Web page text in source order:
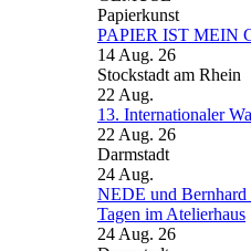
PAPIER IST MEIN
14 Aug. 26
Stockstadt am Rhein
22 Aug.
13. Internationaler
22 Aug. 26
Darmstadt
24 Aug.
NEDE und Bernhard
Tagen im Atelierhaus
24 Aug. 26